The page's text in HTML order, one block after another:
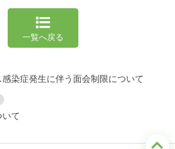
一覧へ戻る
て
染症発生に伴う面会制限について